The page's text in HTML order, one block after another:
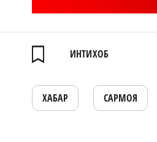
ИНТИХОБ
ХАБАР САРМОЯ